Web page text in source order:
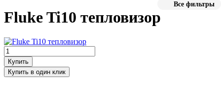
Все фильтры
Fluke Ti10 тепловизор